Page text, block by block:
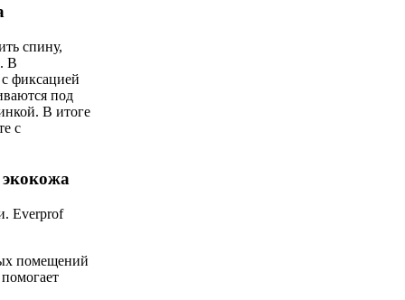
спину,
В
фиксацией
под
В итоге
с
Everprof
помещений